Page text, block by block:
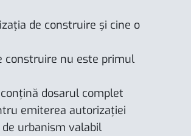
de construire și cine o
construire nu este primul
dosarul complet
emiterea autorizației
urbanism valabil